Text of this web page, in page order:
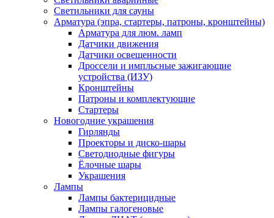
Светильники для сауны
Арматура (эпра, стартеры, патроны, кронштейны)
Арматура для люм. ламп
Датчики движения
Датчики освещенности
Дроссели и импльсные зажигающие
устройства (ИЗУ)
Кронштейны
Патроны и комплектующие
Стартеры
Новогодние украшения
Гирлянды
Проекторы и диско-шары
Светодиодные фигуры
Ёлочные шары
Украшения
Лампы
Лампы бактерицидные
Лампы галогеновые